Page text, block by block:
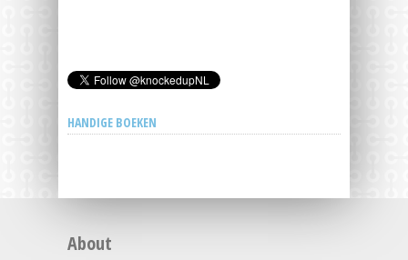
HANDIGE BOEKEN
About